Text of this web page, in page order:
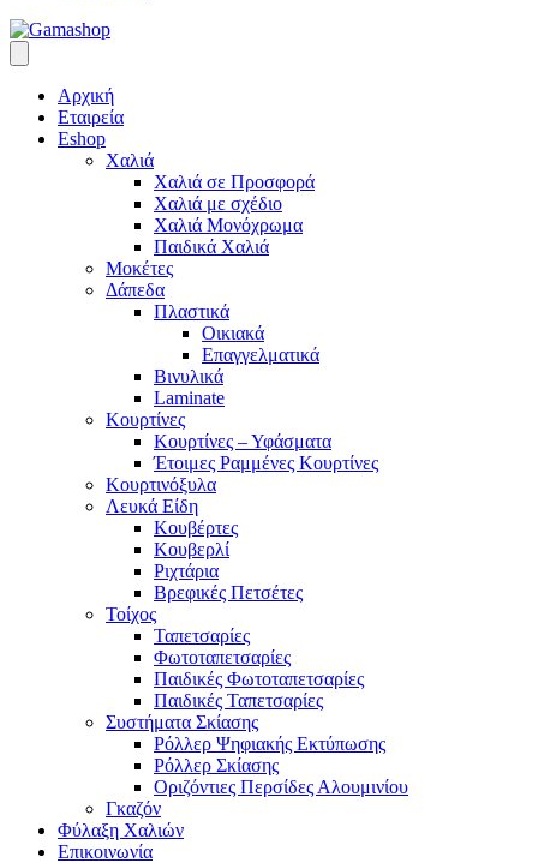
Αρχική
Εταιρεία
Eshop
Χαλιά
Χαλιά σε Προσφορά
Χαλιά με σχέδιο
Χαλιά Μονόχρωμα
Παιδικά Χαλιά
Μοκέτες
Δάπεδα
Πλαστικά
Οικιακά
Επαγγελματικά
Βινυλικά
Laminate
Κουρτίνες
Κουρτίνες – Υφάσματα
Έτοιμες Ραμμένες Κουρτίνες
Κουρτινόξυλα
Λευκά Είδη
Κουβέρτες
Κουβερλί
Ριχτάρια
Βρεφικές Πετσέτες
Τοίχος
Ταπετσαρίες
Φωτοταπετσαρίες
Παιδικές Φωτοταπετσαρίες
Παιδικές Ταπετσαρίες
Συστήματα Σκίασης
Ρόλλερ Ψηφιακής Εκτύπωσης
Ρόλλερ Σκίασης
Οριζόντιες Περσίδες Αλουμινίου
Γκαζόν
Φύλαξη Χαλιών
Επικοινωνία